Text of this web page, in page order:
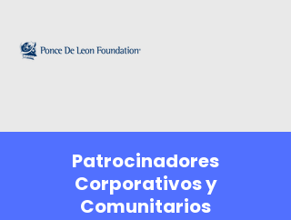
Patrocinadores
Corporativos y
Comunitarios